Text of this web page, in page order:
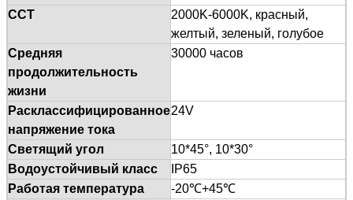
CCT
2000K-6000K, красный,
желтый, зеленый, голубое
Средняя
продолжительность
жизни
30000 часов
Расклассифицированное
напряжение тока
24V
Светящий угол
10*45°, 10*30°
Водоустойчивый класс
IP65
Работая температура
-20℃+45℃